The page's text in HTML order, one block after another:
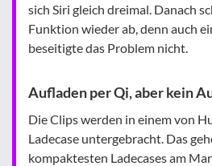
sich Siri gleich dreimal. Danach
Funktion wieder ab, denn auch
beseitigte das Problem nicht.
Aufladen per Qi, aber kein
Die Clips werden in einem von
Ladecase untergebracht. Das
kompaktesten Ladecases am